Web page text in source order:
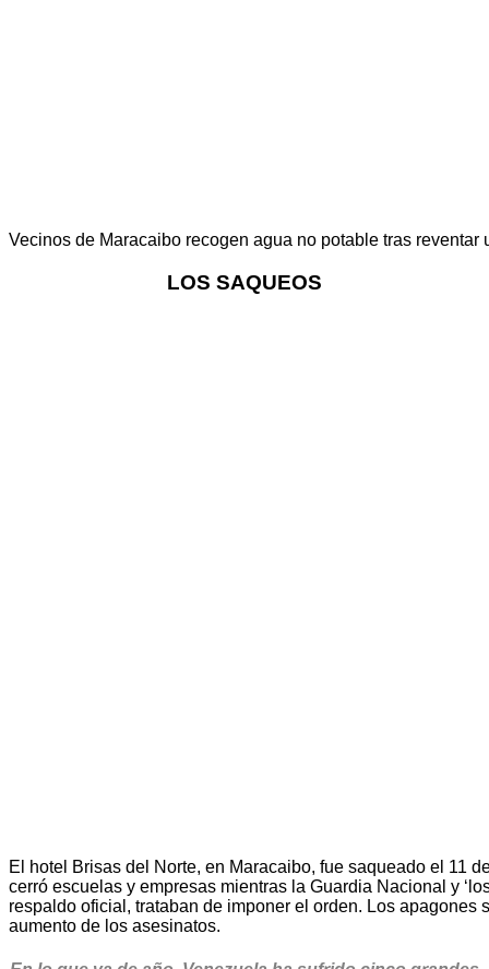
Vecinos de Maracaibo recogen agua no potable tras reventar
LOS SAQUEOS
El hotel Brisas del Norte, en Maracaibo, fue saqueado el 11
cerró escuelas y empresas mientras la Guardia Nacional y
respaldo oficial, trataban de imponer el orden. Los apagones
aumento de los asesinatos.